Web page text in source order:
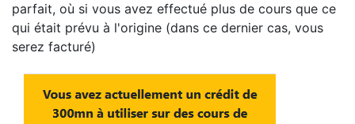
parfait, où si vous avez effectué plus de cours que ce
qui était prévu à l'origine (dans ce dernier cas, vous
serez facturé)